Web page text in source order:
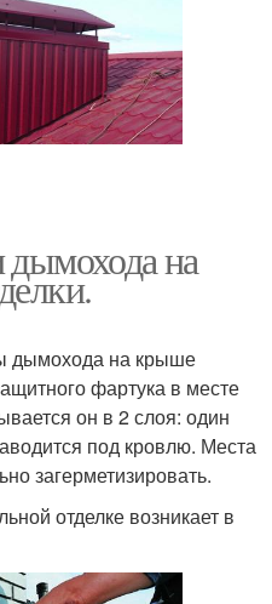
на
дымохода на крыше
фартука в месте
он в 2 слоя: один
под кровлю. Места
загерметизировать.
отделке возникает в